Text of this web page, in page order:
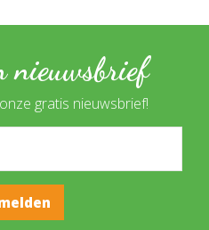
nieuwsbrief
gratis nieuwsbrief!